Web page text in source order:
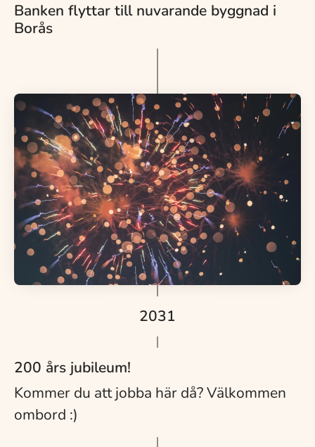
Banken flyttar till nuvarande byggnad i
Borås
2031
200 års jubileum!
Kommer du att jobba här då? Välkommen
ombord :)